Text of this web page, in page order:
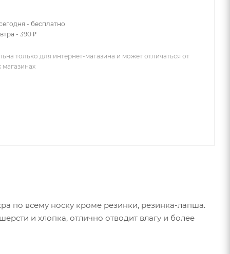
- бесплатно
- 390 ₽
только для интернет-магазина и может отличаться от
магазинах
по всему носку кроме резинки, резинка-лапша.
и хлопка, отлично отводит влагу и более